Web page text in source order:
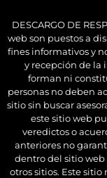
DESCARGO DE
web son puestos a
fines informativos y
y recepción de la
forman ni
personas no deben
sitio sin buscar
este sitio web
veredictos o
anteriores no
dentro del sitio web
otros sitios. Este